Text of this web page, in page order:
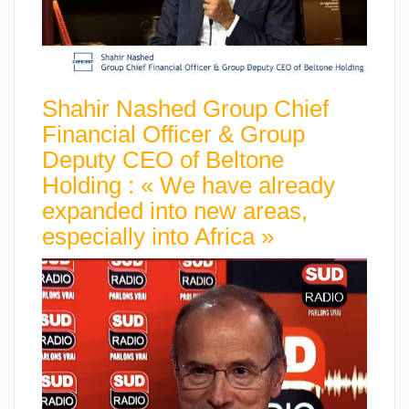
Shahir Nashed Group Chief
Financial Officer & Group
Deputy CEO of Beltone
Holding : « We have already
expanded into new areas,
especially into Africa »